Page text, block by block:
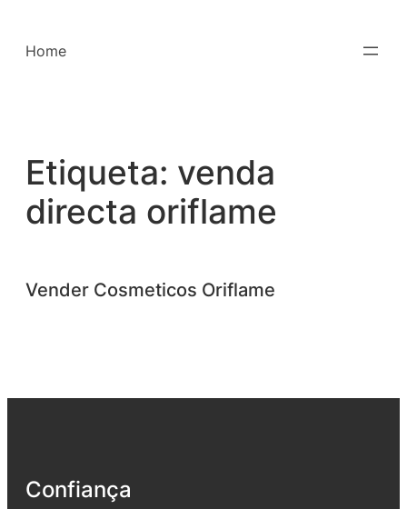
para
Home
Etiqueta: venda
directa oriflame
Vender Cosmeticos Oriflame
Confiança